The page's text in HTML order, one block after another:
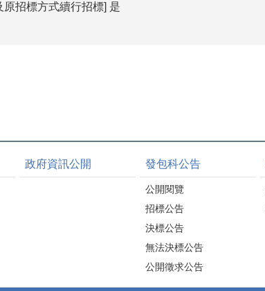
原招標方式續行招標] 是
政府資訊公開 發包科公告
公開閱覽
招標公告
決標公告
無法決標公告
公開徵求公告